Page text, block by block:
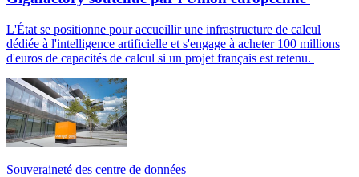
L'État se positionne pour accueillir une infrastructure de calcul
dédiée à l'intelligence artificielle et s'engage à acheter 100 millions
d'euros de capacités de calcul si un projet français est retenu.
Souveraineté des centre de données